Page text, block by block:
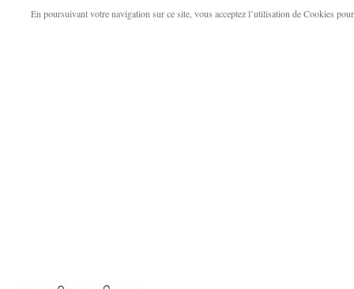
En poursuivant votre navigation sur ce site, vous acceptez l’utilisation de Cookies